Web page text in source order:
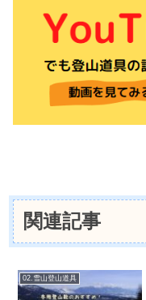
関連記事
02.雪山登山道具